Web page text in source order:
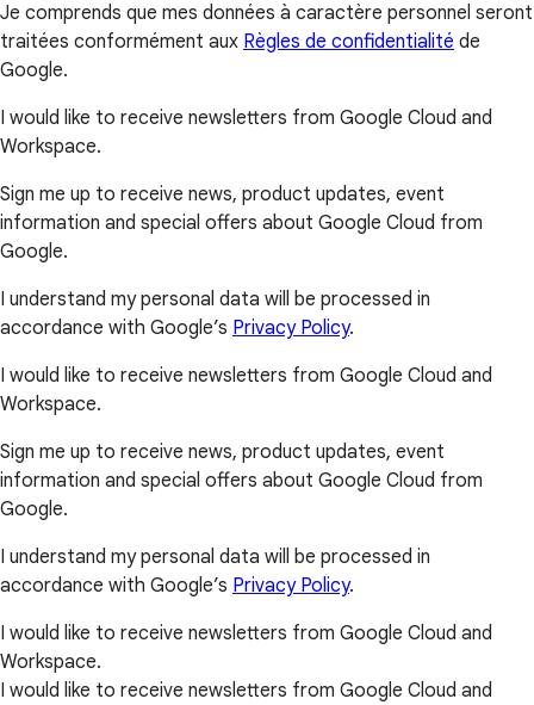
Je comprends que mes données à caractère personnel seront
traitées conformément aux Règles de confidentialité de
Google.
I would like to receive newsletters from Google Cloud and
Workspace.
Sign me up to receive news, product updates, event
information and special offers about Google Cloud from
Google.
I understand my personal data will be processed in
accordance with Google’s Privacy Policy.
I would like to receive newsletters from Google Cloud and
Workspace.
Sign me up to receive news, product updates, event
information and special offers about Google Cloud from
Google.
I understand my personal data will be processed in
accordance with Google’s Privacy Policy.
I would like to receive newsletters from Google Cloud and
Workspace.
I would like to receive newsletters from Google Cloud and